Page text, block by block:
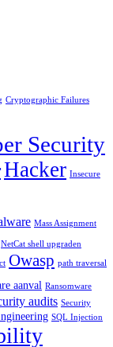
Cryptographic Failures
Security
Hacker Insecure
Mass Assignment
NetCat shell upgraden
Owasp path traversal
aanval Ransomware
audits Security
SQL Injection